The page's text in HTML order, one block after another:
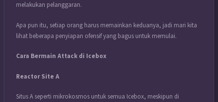
melakukan pelanggaran.
Apa pun itu, setiap orang harus memainkan keduanya, jadi mari kita
lihat beberapa penyiapan ofensif yang bagus untuk memulai.
Cara Bermain Attack di Icebox
Reactor Site A
Situs A seperti mikrokosmos untuk semua Icebox, meskipun di